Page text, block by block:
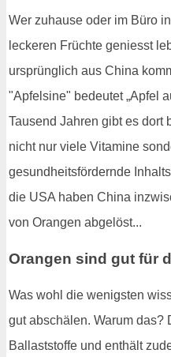
Wer zuhause oder im Büro
leckeren Früchte geniesst
ursprünglich aus China
"Apfelsine" bedeutet „Apfel
Tausend Jahren gibt es dort
nicht nur viele Vitamine
gesundheitsfördernde
die USA haben China
von Orangen abgelöst...
Orangen sind gut für
Was wohl die wenigsten
gut abschälen. Warum das?
Ballaststoffe und enthält